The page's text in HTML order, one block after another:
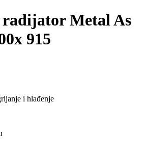
Metal As
915
i hlađenje